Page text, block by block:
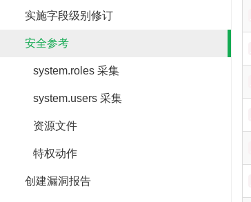
实施字段级别修订
安全参考
system.roles 采集
system.users 采集
资源文件
特权动作
创建漏洞报告